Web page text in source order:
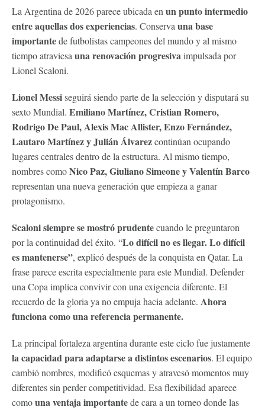
La Argentina de 2026 parece ubicada enun punto intermedio
entre aquellas dos experiencias. Conservauna base
importantede futbolistas campeones del mundo y al mismo
tiempo atraviesauna renovación progresivaimpulsada por
Lionel Scaloni.
Lionel Messiseguirá siendo parte de la selección y disputará su
sexto Mundial. Emiliano Martínez, Cristian Romero,
Rodrigo De Paul, Alexis Mac Allister, Enzo Fernández,
Lautaro Martínez y Julián Álvarezcontinúan ocupando
lugares centrales dentro de la estructura. Al mismo tiempo,
nombres comoNico Paz, Giuliano Simeone y Valentín Barco
representan una nueva generación que empieza a ganar
protagonismo.
Scaloni siempre se mostró prudentecuando le preguntaron
por la continuidad del éxito. “Lo difícil no es llegar. Lo difícil
es mantenerse”, explicó después de la conquista en Qatar. La
frase parece escrita especialmente para este Mundial. Defender
una Copa implica convivir con una exigencia diferente. El
recuerdo de la gloria ya no empuja hacia adelante. Ahora
funciona como una referencia permanente.
La principal fortaleza argentina durante este ciclo fue justamente
la capacidad para adaptarse a distintos escenarios. El equipo
cambió nombres, modificó esquemas y atravesó momentos muy
diferentes sin perder competitividad. Esa flexibilidad aparece
comouna ventaja importantede cara a un torneo donde las